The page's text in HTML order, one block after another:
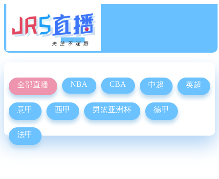
全部直播 NBA CBA 中超 英超
意甲 西甲 男篮亚洲杯 德甲
法甲